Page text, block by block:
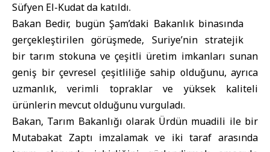
Süfyen El-Kudat da katıldı.
Bakan Bedir, bugün Şam’daki Bakanlık binasında
gerçekleştirilen görüşmede, Suriye’nin stratejik
bir tarım stokuna ve çeşitli üretim imkanları sunan
geniş bir çevresel çeşitliliğe sahip olduğunu, ayrıca
uzmanlık, verimli topraklar ve yüksek kaliteli
ürünlerin mevcut olduğunu vurguladı.
Bakan, Tarım Bakanlığı olarak Ürdün muadili ile bir
Mutabakat Zaptı imzalamak ve iki taraf arasında